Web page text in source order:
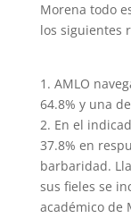
Morena todo
los siguientes
1. AMLO
64.8% y una
2. En el
37.8% en
barbaridad.
sus fieles se
académico de